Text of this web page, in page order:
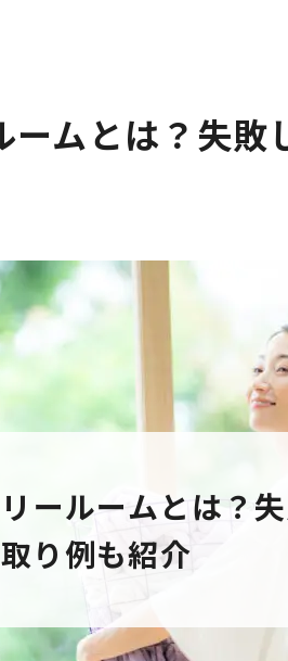
ムとは？失敗
ールームとは？
取り例も紹介